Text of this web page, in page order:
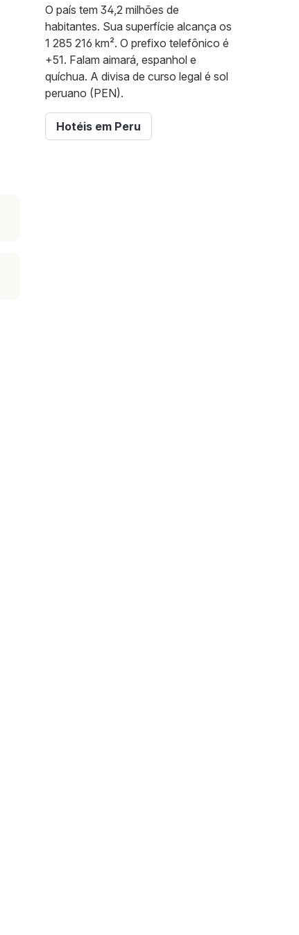
O país tem 34,2 milhões de
habitantes. Sua superfície alcança os
1 285 216 km². O prefixo telefônico é
+51. Falam aimará, espanhol e
quíchua. A divisa de curso legal é sol
peruano (PEN).
Hotéis em Peru